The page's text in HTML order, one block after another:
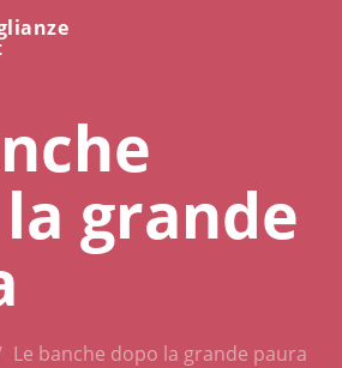
grande
Le banche dopo la grande paura